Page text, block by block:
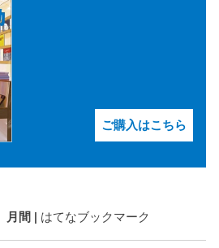
ご購入はこちら
月間 はてなブックマーク